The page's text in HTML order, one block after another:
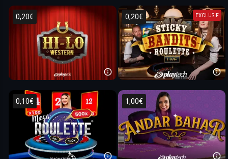
0,20€ EXCLUSIF
0,20€
0,10€ 1,00€